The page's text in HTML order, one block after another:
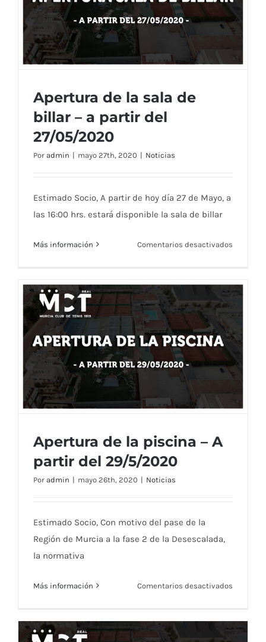
27/05/2020
Apertura de la sala de
billar – a partir del
27/05/2020
Por admin | mayo 27th, 2020 | Noticias
Estimado Socio, A partir de hoy día 27 de Mayo, a
las 16:00 hrs. estará disponible la sala de billar
Más información Comentarios desactivados
la
de
billar
a
partir
Apertura de la piscina – A
partir del 29/5/2020
Por admin | mayo 26th, 2020 | Noticias
Estimado Socio, Con motivo del pase de la
Región de Murcia a la fase 2 de la Desescalada,
la normativa
Más información Comentarios desactivados
la